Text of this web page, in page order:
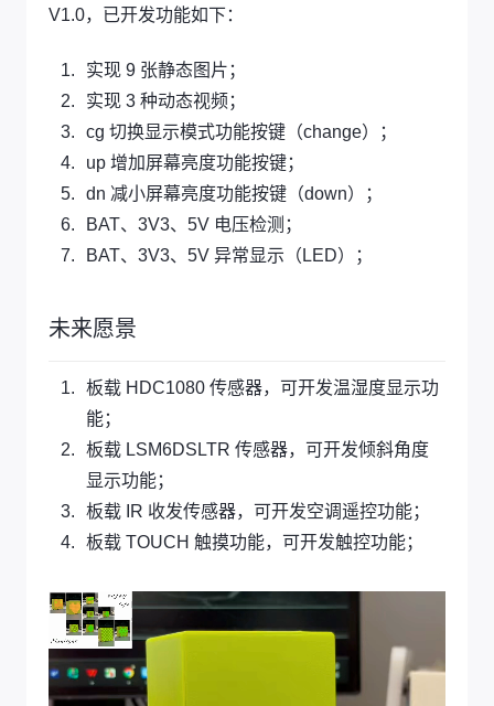
V1.0，已开发功能如下：
实现 9 张静态图片；
实现 3 种动态视频；
cg 切换显示模式功能按键（change）；
up 增加屏幕亮度功能按键；
dn 减小屏幕亮度功能按键（down）；
BAT、3V3、5V 电压检测；
BAT、3V3、5V 异常显示（LED）；
未来愿景
板载 HDC1080 传感器，可开发温湿度显示功
能；
板载 LSM6DSLTR 传感器，可开发倾斜角度
显示功能；
板载 IR 收发传感器，可开发空调遥控功能；
板载 TOUCH 触摸功能，可开发触控功能；